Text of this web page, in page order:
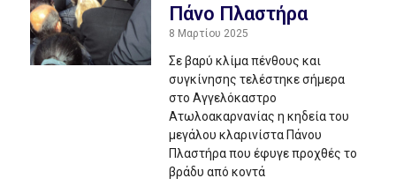
Πάνο Πλαστήρα
8 Μαρτίου 2025
Σε βαρύ κλίμα πένθους και
συγκίνησης τελέστηκε σήμερα
στο Αγγελόκαστρο
Ατωλοακαρνανίας η κηδεία του
μεγάλου κλαρινίστα Πάνου
Πλαστήρα που έφυγε προχθές το
βράδυ από κοντά